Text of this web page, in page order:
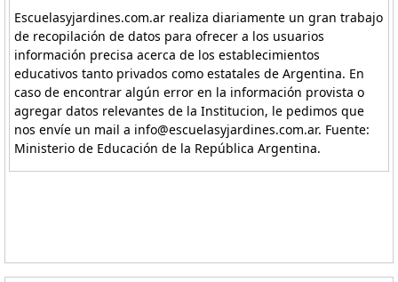
Escuelasyjardines.com.ar realiza diariamente un gran trabajo
de recopilación de datos para ofrecer a los usuarios
información precisa acerca de los establecimientos
educativos tanto privados como estatales de Argentina. En
caso de encontrar algún error en la información provista o
agregar datos relevantes de la Institucion, le pedimos que
nos envíe un mail a info@escuelasyjardines.com.ar. Fuente:
Ministerio de Educación de la República Argentina.